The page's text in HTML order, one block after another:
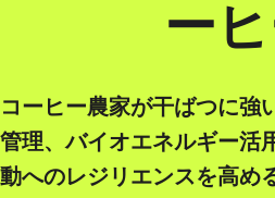
ー
コーヒー農家が干ばつに強
管理、バイオエネルギー活
動へのレジリエンスを高め